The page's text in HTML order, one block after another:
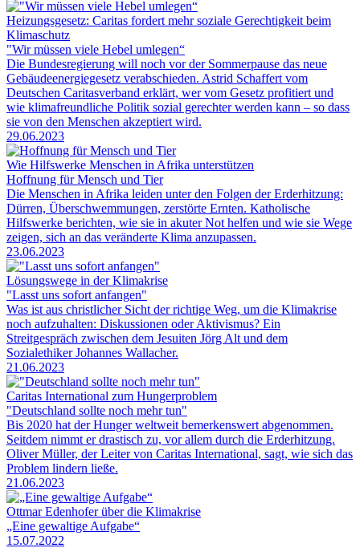
Heizungsgesetz: Caritas fordert mehr soziale Gerechtigkeit beim
Klimaschutz
"Wir müssen viele Hebel umlegen“
Die Bundesregierung will noch vor der Sommerpause das neue
Gebäudeenergiegesetz verabschieden. Astrid Schaffert vom
Deutschen Caritasverband erklärt, wer vom Gesetz profitiert und
wie klimafreundliche Politik sozial gerechter werden kann – so dass
sie von den Menschen akzeptiert wird.
29.06.2023
Wie Hilfswerke Menschen in Afrika unterstützen
Hoffnung für Mensch und Tier
Die Menschen in Afrika leiden unter den Folgen der Erderhitzung:
Dürren, Überschwemmungen, zerstörte Ernten. Katholische
Hilfswerke berichten, wie sie in akuter Not helfen und wie sie Wege
zeigen, sich an das veränderte Klima anzupassen.
23.06.2023
Lösungswege in der Klimakrise
"Lasst uns sofort anfangen"
Was ist aus christlicher Sicht der richtige Weg, um die Klimakrise
noch aufzuhalten: Diskussionen oder Aktivismus? Ein
Streitgespräch zwischen dem Jesuiten Jörg Alt und dem
Sozialethiker Johannes Wallacher.
21.06.2023
Caritas International zum Hungerproblem
"Deutschland sollte noch mehr tun"
Bis 2020 hat der Hunger weltweit bemerkenswert abgenommen.
Seitdem nimmt er drastisch zu, vor allem durch die Erderhitzung.
Oliver Müller, der Leiter von Caritas International, sagt, wie sich das
Problem lindern ließe.
21.06.2023
Ottmar Edenhofer über die Klimakrise
„Eine gewaltige Aufgabe“
15.07.2022